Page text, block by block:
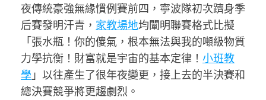
夜傳統豪強無緣慣例賽前四，寧波隊初次躋身季
后賽發明汗青， 家教場地均闡明聯賽格式比擬
「張水瓶！你的傻氣，根本無法與我的噸級物質
力學抗衡！財富就是宇宙的基本定律！ 小班教
學 」以往產生了很年夜變更，接上去的半決賽和
總決賽競爭將更趨劇烈。